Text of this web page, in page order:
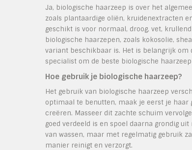
Ja, biologische haarzeep is over het
zoals plantaardige oliën, kruidenextracten
geschikt is voor normaal, droog, vet,
biologische haarzepen, zoals kokosolie,
variant beschikbaar is. Het is belangrijk
specialist om de beste biologische
Hoe gebruik je biologische haarzeep?
Het gebruik van biologische haarzeep
optimaal te benutten, maak je eerst je haar
creëren. Masseer dit zachte schuim
goed verdeeld is en spoel daarna grondig
van wassen, maar met regelmatig gebruik
manier reinigt en verzorgt.